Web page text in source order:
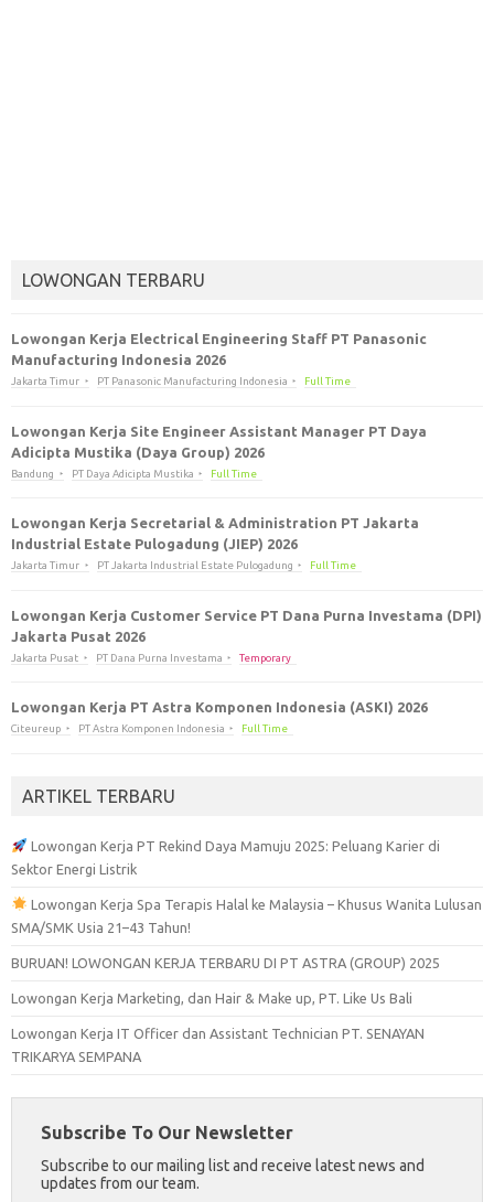
LOWONGAN TERBARU
Lowongan Kerja Electrical Engineering Staff PT Panasonic
Manufacturing Indonesia 2026
Jakarta Timur PT Panasonic Manufacturing Indonesia Full Time
Lowongan Kerja Site Engineer Assistant Manager PT Daya
Adicipta Mustika (Daya Group) 2026
Bandung PT Daya Adicipta Mustika Full Time
Lowongan Kerja Secretarial & Administration PT Jakarta
Industrial Estate Pulogadung (JIEP) 2026
Jakarta Timur PT Jakarta Industrial Estate Pulogadung Full Time
Lowongan Kerja Customer Service PT Dana Purna Investama (DPI)
Jakarta Pusat 2026
Jakarta Pusat PT Dana Purna Investama Temporary
Lowongan Kerja PT Astra Komponen Indonesia (ASKI) 2026
Citeureup PT Astra Komponen Indonesia Full Time
ARTIKEL TERBARU
Lowongan Kerja PT Rekind Daya Mamuju 2025: Peluang Karier di
Sektor Energi Listrik
Lowongan Kerja Spa Terapis Halal ke Malaysia – Khusus Wanita Lulusan
SMA/SMK Usia 21–43 Tahun!
BURUAN! LOWONGAN KERJA TERBARU DI PT ASTRA (GROUP) 2025
Lowongan Kerja Marketing, dan Hair & Make up, PT. Like Us Bali
Lowongan Kerja IT Officer dan Assistant Technician PT. SENAYAN
TRIKARYA SEMPANA
Subscribe To Our Newsletter
Subscribe to our mailing list and receive latest news and
updates from our team.